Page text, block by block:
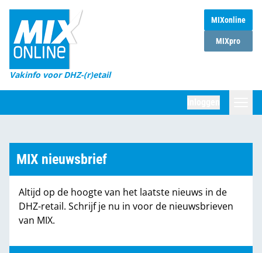
MIXonline
MIXpro
Vakinfo voor DHZ-(r)etail
Home
Magazines
DHZ Sessie
Marktcijfers
Partners
MIX nieuwsbrief
Altijd op de hoogte van het laatste nieuws in de
DHZ-retail. Schrijf je nu in voor de nieuwsbrieven
van MIX.